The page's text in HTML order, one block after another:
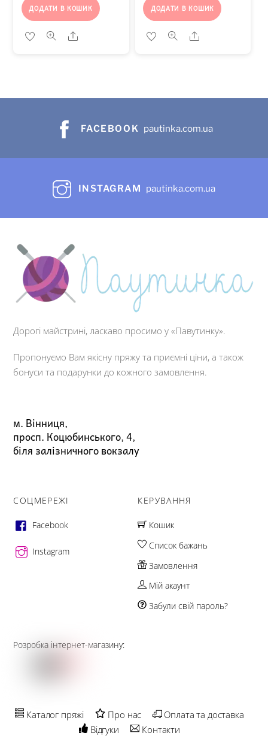
ДОДАТИ В КОШИК
Share
ДОДАТИ В КОШИК
Share
FACEBOOK pautinka.com.ua
INSTAGRAM pautinka.com.ua
Дорогі майстрині, ласкаво просимо у «Павутинку».
Пропонуємо Вам якісну пряжу та приємні ціни, а також
бонуси та подарунки до кожного замовлення.
м. Вінниця,
просп. Коцюбинського, 4,
біля залізничного вокзалу
СОЦМЕРЕЖІ
Facebook
Instagram
КЕРУВАННЯ
Кошик
Список бажань
Замовлення
Мій акаунт
Забули свій пароль?
Розробка інтернет-магазину:
Каталог пряжі Про нас
Оплата та доставка
Відгуки
Контакти